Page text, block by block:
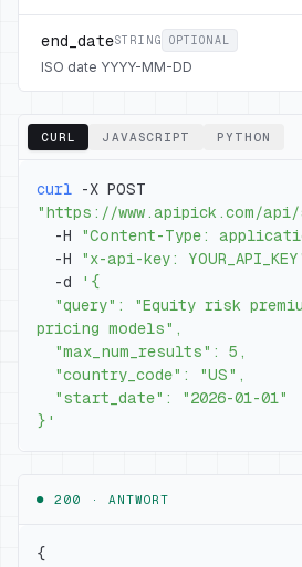
end_dateSTRING OPTIONAL
ISO date YYYY-MM-DD
CURL JAVASCRIPT PYTHON
curl
"https://www.apipick.com/
  -H
"Content-Type:
  -H
"x-api-key:
  -d
}'
● 200 · ANTWORT
{